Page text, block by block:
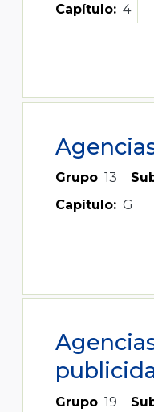
Capítulo: 4
Grupo 13
Capítulo: G
Grupo 19